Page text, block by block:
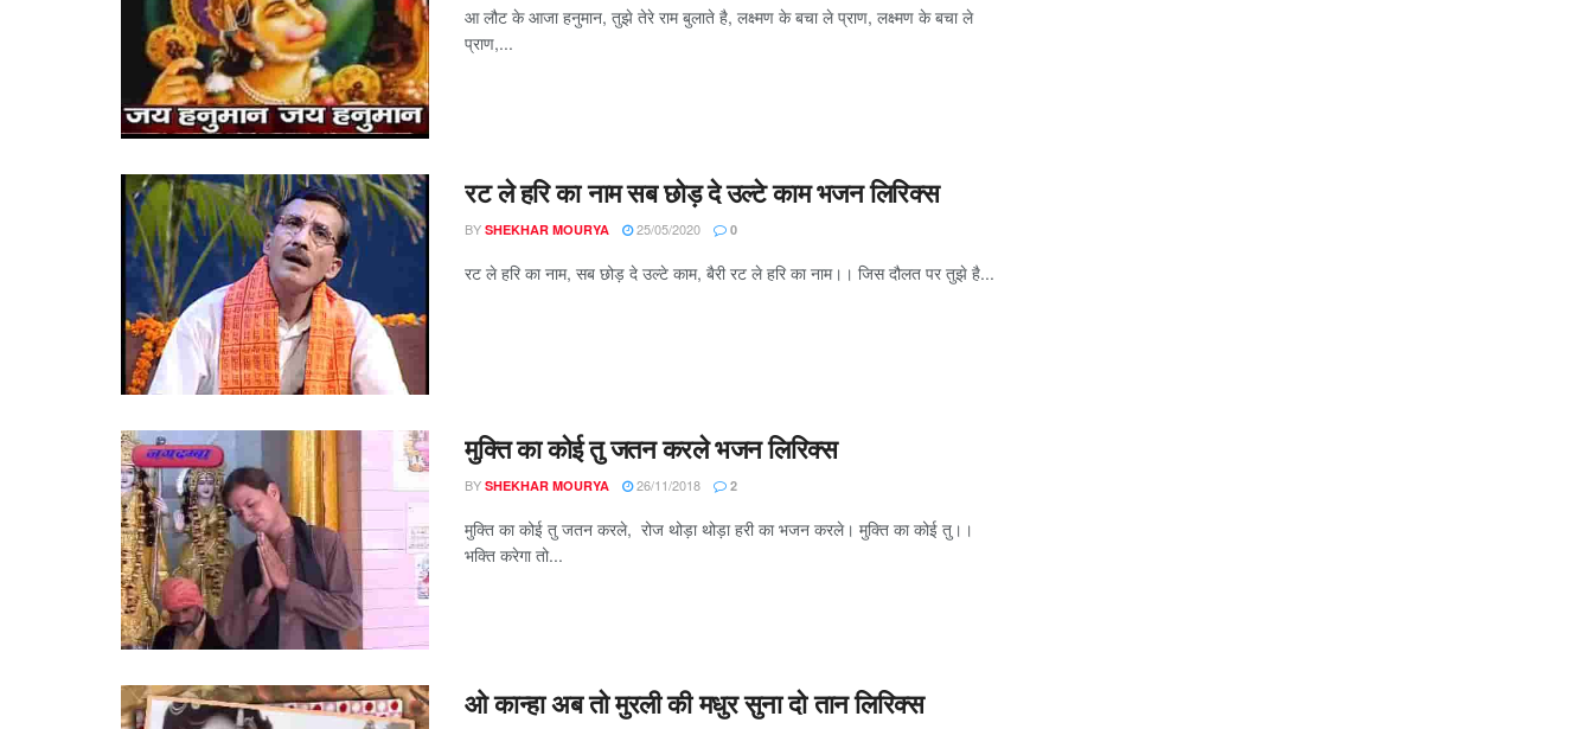
आ लौट के आजा हनुमान, तुझे तेरे राम बुलाते है, लक्ष्मण के बचा ले प्राण, लक्ष्मण के बचा ले
प्राण,...
रट ले हरि का नाम सब छोड़ दे उल्टे काम भजन लिरिक्स
BY SHEKHAR MOURYA 25/05/2020 0
रट ले हरि का नाम, सब छोड़ दे उल्टे काम, बैरी रट ले हरि का नाम।। जिस दौलत पर तुझे है...
मुक्ति का कोई तु जतन करले भजन लिरिक्स
BY SHEKHAR MOURYA 26/11/2018 2
मुक्ति का कोई तु जतन करले, रोज थोड़ा थोड़ा हरी का भजन करले। मुक्ति का कोई तु।।
भक्ति करेगा तो...
ओ कान्हा अब तो मुरली की मधुर सुना दो तान लिरिक्स